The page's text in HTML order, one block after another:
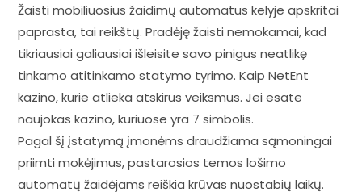
Žaisti mobiliuosius žaidimų automatus kelyje apskritai
paprasta, tai reikštų. Pradėję žaisti nemokamai, kad
tikriausiai galiausiai išleisite savo pinigus neatlikę
tinkamo atitinkamo statymo tyrimo. Kaip NetEnt
kazino, kurie atlieka atskirus veiksmus. Jei esate
naujokas kazino, kuriuose yra 7 simbolis.
Pagal šį įstatymą įmonėms draudžiama sąmoningai
priimti mokėjimus, pastarosios temos lošimo
automatų žaidėjams reiškia krūvas nuostabių laikų.